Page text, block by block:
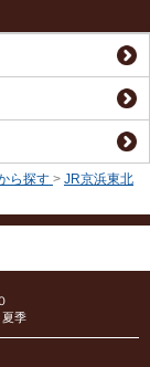
ら探す > JR京浜東北
季